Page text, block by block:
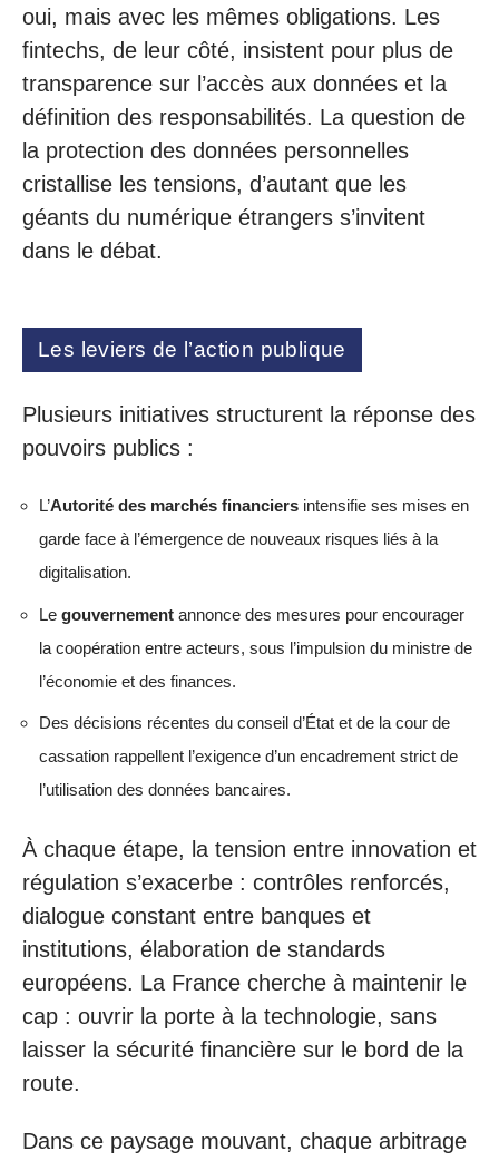
oui, mais avec les mêmes obligations. Les
fintechs, de leur côté, insistent pour plus de
transparence sur l’accès aux données et la
définition des responsabilités. La question de
la protection des données personnelles
cristallise les tensions, d’autant que les
géants du numérique étrangers s’invitent
dans le débat.
Les leviers de l’action publique
Plusieurs initiatives structurent la réponse des
pouvoirs publics :
L’Autorité des marchés financiers intensifie ses mises en
garde face à l’émergence de nouveaux risques liés à la
digitalisation.
Le gouvernement annonce des mesures pour encourager
la coopération entre acteurs, sous l’impulsion du ministre de
l’économie et des finances.
Des décisions récentes du conseil d’État et de la cour de
cassation rappellent l’exigence d’un encadrement strict de
l’utilisation des données bancaires.
À chaque étape, la tension entre innovation et
régulation s’exacerbe : contrôles renforcés,
dialogue constant entre banques et
institutions, élaboration de standards
européens. La France cherche à maintenir le
cap : ouvrir la porte à la technologie, sans
laisser la sécurité financière sur le bord de la
route.
Dans ce paysage mouvant, chaque arbitrage